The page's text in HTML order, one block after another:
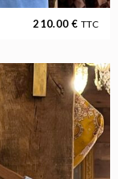
210.00 € TTC